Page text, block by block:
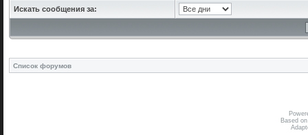
Искать сообщения за:
Список форумов
Based